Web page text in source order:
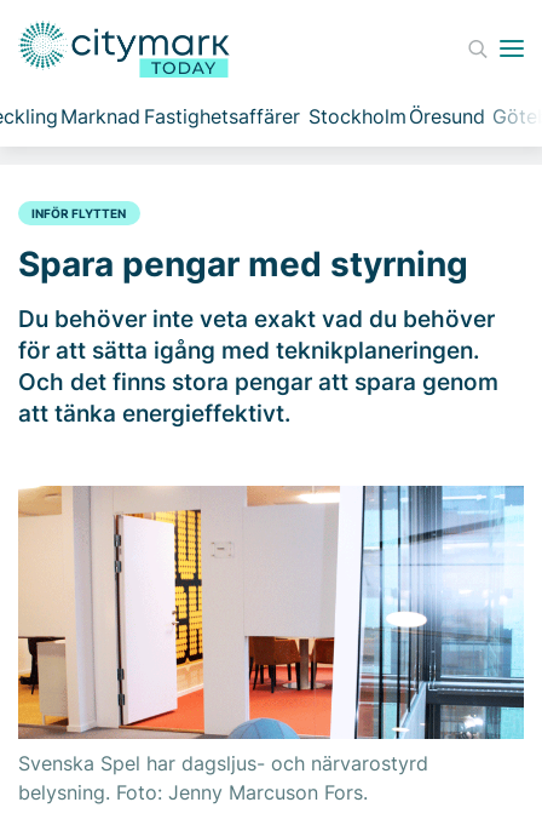
Marknad Fastighetsaffärer Stockholm Öresund
INFÖR FLYTTEN
Spara pengar med styrning
Du behöver inte veta exakt vad du behöver
för att sätta igång med teknikplaneringen.
Och det finns stora pengar att spara genom
att tänka energieffektivt.
Svenska Spel har dagsljus- och närvarostyrd
belysning. Foto: Jenny Marcuson Fors.